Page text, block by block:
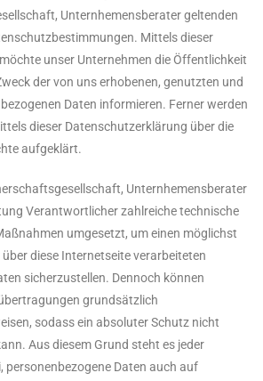
Unternhemensberater geltenden
Mittels dieser
unser Unternehmen die Öffentlichkeit
der von uns erhobenen, genutzten und
Daten informieren. Ferner werden
dieser Datenschutzerklärung über die
aufgeklärt.
Unternhemensberater
Verantwortlicher zahlreiche technische
umgesetzt, um einen möglichst
über diese Internetseite verarbeiteten
sicherzustellen. Dennoch können
grundsätzlich
sodass ein absoluter Schutz nicht
Aus diesem Grund steht es jeder
personenbezogene Daten auch auf